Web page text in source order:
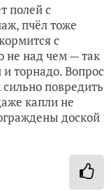
полей с
пчёл тоже
с
не над чем — так
торнадо. Вопрос
повредить
капли не
доской